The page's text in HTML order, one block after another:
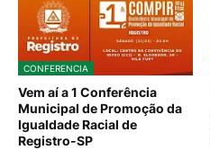
CONFERENCIA
Vem aí a 1 Conferência
Municipal de Promoção da
Igualdade Racial de
Registro-SP